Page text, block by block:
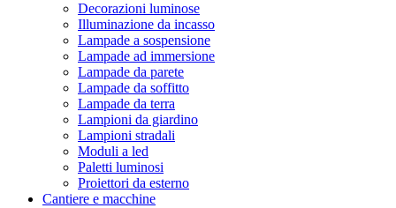
Decorazioni luminose
Illuminazione da incasso
Lampade a sospensione
Lampade ad immersione
Lampade da parete
Lampade da soffitto
Lampade da terra
Lampioni da giardino
Lampioni stradali
Moduli a led
Paletti luminosi
Proiettori da esterno
Cantiere e macchine